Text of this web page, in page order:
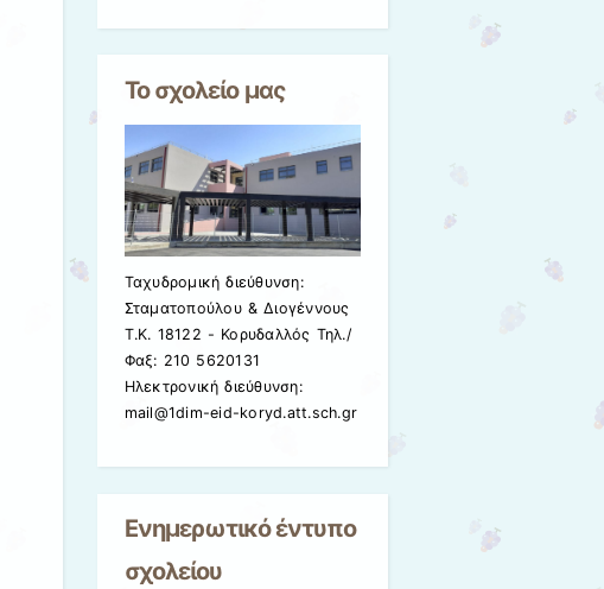
Το σχολείο μας
Ταχυδρομική διεύθυνση:
Σταματοπούλου & Διογέννους
Τ.Κ. 18122 - Κορυδαλλός Τηλ./
Φαξ: 210 5620131
Ηλεκτρονική διεύθυνση:
mail@1dim-eid-koryd.att.sch.gr
Ενημερωτικό έντυπο
σχολείου